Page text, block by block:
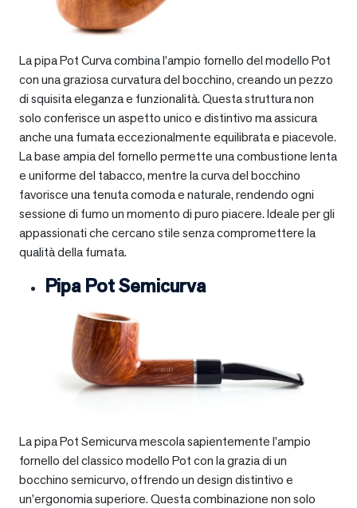
La pipa Pot Curva combina l’ampio fornello del modello Pot
con una graziosa curvatura del bocchino, creando un pezzo
di squisita eleganza e funzionalità. Questa struttura non
solo conferisce un aspetto unico e distintivo ma assicura
anche una fumata eccezionalmente equilibrata e piacevole.
La base ampia del fornello permette una combustione lenta
e uniforme del tabacco, mentre la curva del bocchino
favorisce una tenuta comoda e naturale, rendendo ogni
sessione di fumo un momento di puro piacere. Ideale per gli
appassionati che cercano stile senza compromettere la
qualità della fumata.
Pipa Pot Semicurva
La pipa Pot Semicurva mescola sapientemente l’ampio
fornello del classico modello Pot con la grazia di un
bocchino semicurvo, offrendo un design distintivo e
un’ergonomia superiore. Questa combinazione non solo